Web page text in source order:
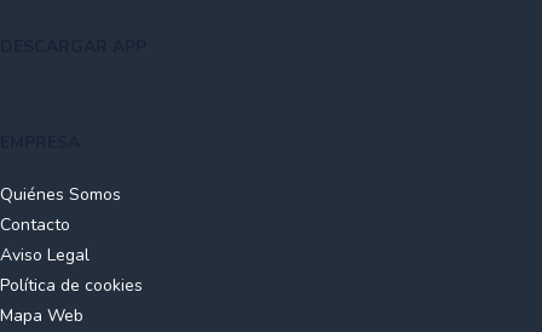
Quiénes Somos
Contacto
Aviso Legal
Política de cookies
Mapa Web